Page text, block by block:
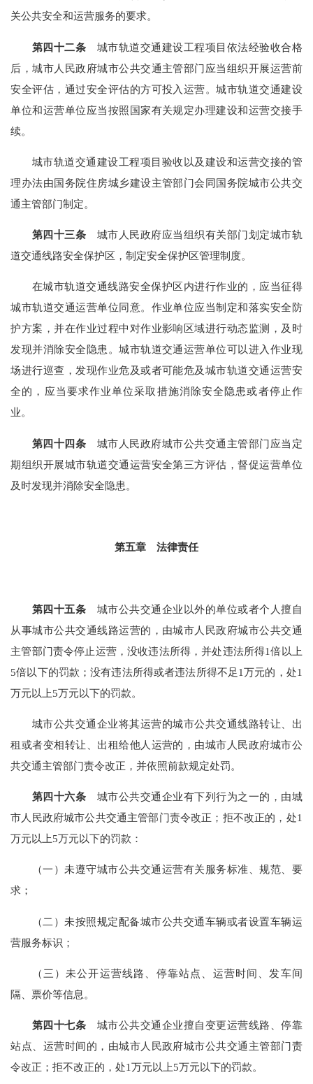
关公共安全和运营服务的要求。
第四十二条 城市轨道交通建设工程项目依法经验收合格
后，城市人民政府城市公共交通主管部门应当组织开展运营前
安全评估，通过安全评估的方可投入运营。城市轨道交通建设
单位和运营单位应当按照国家有关规定办理建设和运营交接手
续。
城市轨道交通建设工程项目验收以及建设和运营交接的管
理办法由国务院住房城乡建设主管部门会同国务院城市公共交
通主管部门制定。
第四十三条 城市人民政府应当组织有关部门划定城市轨
道交通线路安全保护区，制定安全保护区管理制度。
在城市轨道交通线路安全保护区内进行作业的，应当征得
城市轨道交通运营单位同意。作业单位应当制定和落实安全防
护方案，并在作业过程中对作业影响区域进行动态监测，及时
发现并消除安全隐患。城市轨道交通运营单位可以进入作业现
场进行巡查，发现作业危及或者可能危及城市轨道交通运营安
全的，应当要求作业单位采取措施消除安全隐患或者停止作
业。
第四十四条 城市人民政府城市公共交通主管部门应当定
期组织开展城市轨道交通运营安全第三方评估，督促运营单位
及时发现并消除安全隐患。
第五章 法律责任
第四十五条 城市公共交通企业以外的单位或者个人擅自
从事城市公共交通线路运营的，由城市人民政府城市公共交通
主管部门责令停止运营，没收违法所得，并处违法所得1倍以上
5倍以下的罚款；没有违法所得或者违法所得不足1万元的，处1
万元以上5万元以下的罚款。
城市公共交通企业将其运营的城市公共交通线路转让、出
租或者变相转让、出租给他人运营的，由城市人民政府城市公
共交通主管部门责令改正，并依照前款规定处罚。
第四十六条 城市公共交通企业有下列行为之一的，由城
市人民政府城市公共交通主管部门责令改正；拒不改正的，处1
万元以上5万元以下的罚款：
（一）未遵守城市公共交通运营有关服务标准、规范、要
求；
（二）未按照规定配备城市公共交通车辆或者设置车辆运
营服务标识；
（三）未公开运营线路、停靠站点、运营时间、发车间
隔、票价等信息。
第四十七条 城市公共交通企业擅自变更运营线路、停靠
站点、运营时间的，由城市人民政府城市公共交通主管部门责
令改正；拒不改正的，处1万元以上5万元以下的罚款。